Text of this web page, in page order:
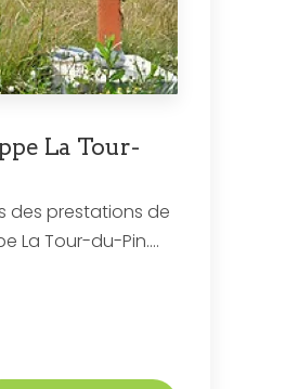
La Tour-
des prestations de
La Tour-du-Pin....